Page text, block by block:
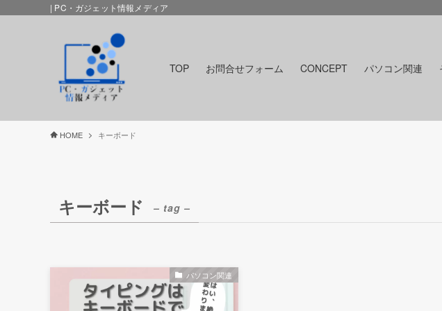
| PC・ガジェット情報メディア
TOP お問合せフォーム CONCEPT パソコン関連
HOME キーボード
キーボード – tag –
パソコン関連